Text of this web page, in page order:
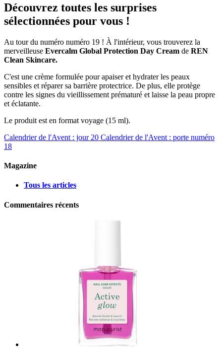
Découvrez toutes les surprises
sélectionnées pour vous !
Au tour du numéro numéro 19 ! À l'intérieur, vous trouverez la
merveilleuse Evercalm Global Protection Day Cream de REN
Clean Skincare.
C'est une crème formulée pour apaiser et hydrater les peaux
sensibles et réparer sa barrière protectrice. De plus, elle protège
contre les signes du vieillissement prématuré et laisse la peau propre
et éclatante.
Le produit est en format voyage (15 ml).
Calendrier de l'Avent : jour 20 Calendrier de l'Avent : porte numéro
18
Magazine
Tous les articles
Commentaires récents